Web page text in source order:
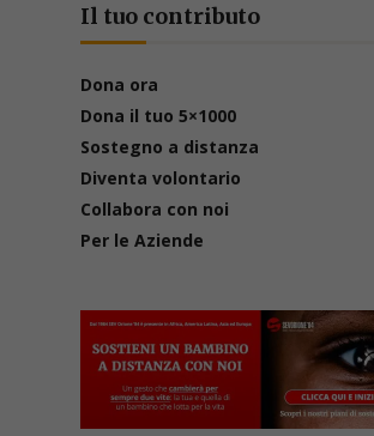
Il tuo contributo
Dona ora
Dona il tuo 5×1000
Sostegno a distanza
Diventa volontario
Collabora con noi
Per le Aziende